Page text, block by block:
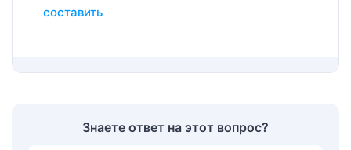
составить
Знаете ответ на этот вопрос?